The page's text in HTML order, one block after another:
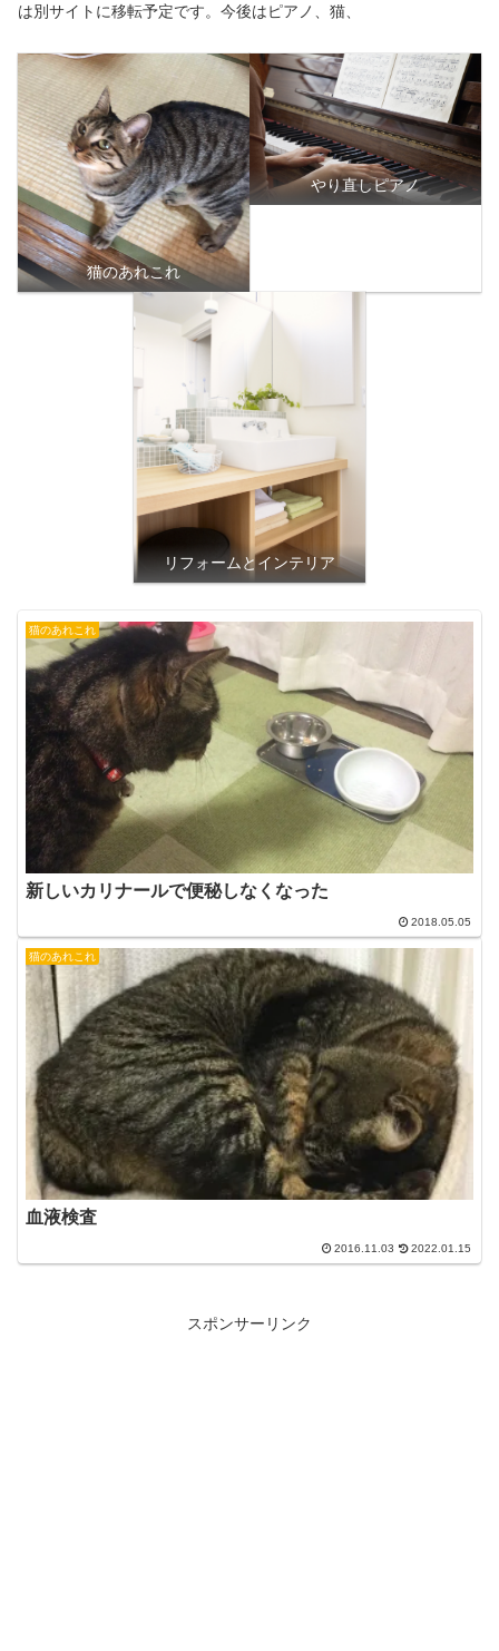
は別サイトに移転予定です。今後はピアノ、猫、
猫のあれこれ
やり直しピアノ
リフォームとインテリア
猫のあれこれ
新しいカリナールで便秘しなくなった
2018.05.05
猫のあれこれ
血液検査
2016.11.03 2022.01.15
スポンサーリンク